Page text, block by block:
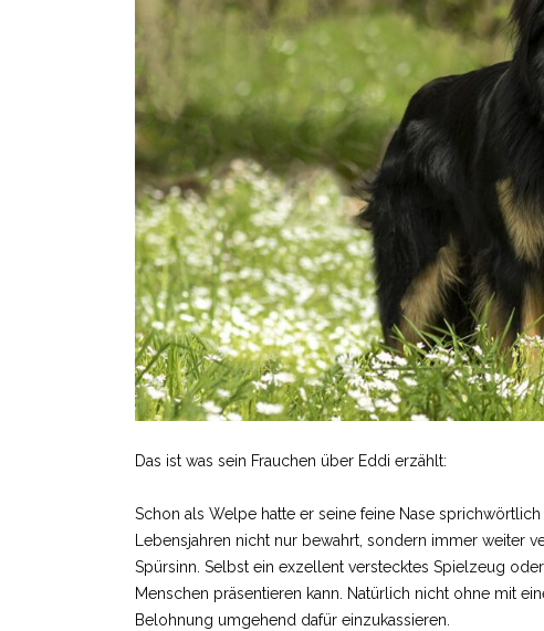
Das ist was sein Frauchen über Eddi erzählt:
Schon als Welpe hatte er seine feine Nase
Lebensjahren nicht nur bewahrt, sondern immer weiter
Spürsinn. Selbst ein exzellent verstecktes Spielzeug
Menschen präsentieren kann. Natürlich nicht ohne mit
Belohnung umgehend dafür einzukassieren.